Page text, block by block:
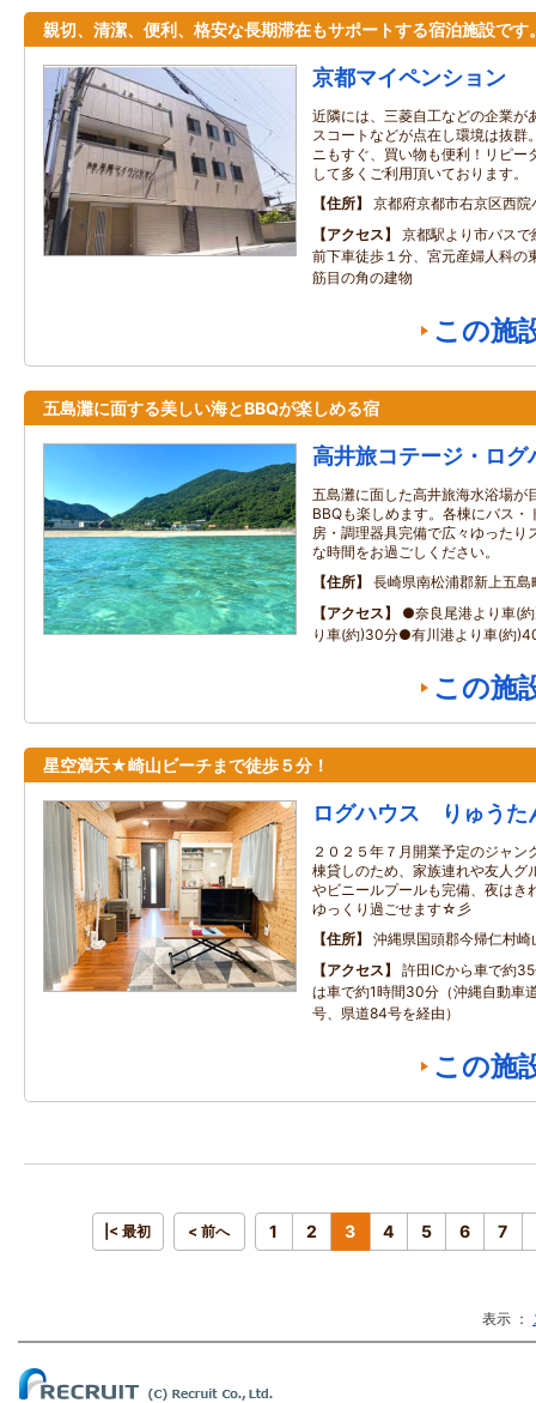
親切、清潔、便利、格安な長期滞在もサポートする宿泊施設です
京都マイペンション
近隣には、三菱自工などの企業が
スコートなどが点在し環境は抜群
ニもすぐ、買い物も便利！リピー
して多くご利用頂いております。
住所
京都府京都市右京区西院
アクセス
京都駅より市バス
前下車徒歩１分、宮元産婦人科の
筋目の角の建物
この施
五島灘に面する美しい海とBBQが楽しめる宿
高井旅コテージ・ログ
五島灘に面した高井旅海水浴場が
BBQも楽しめます。各棟にバス・
房・調理器具完備で広々ゆったり
な時間をお過ごしください。
住所
長崎県南松浦郡新上五
アクセス
●奈良尾港より車(
り車(約)30分●有川港より車(約
この施
星空満天★崎山ビーチまで徒歩５分！
ログハウス りゅうた
２０２５年７月開業予定のジャ
棟貸しのため、家族連れや友人グ
やビニールプールも完備、夜はき
ゆっくり過ごせます☆彡
住所
沖縄県国頭郡今帰仁村崎
アクセス
許田ICから車で約
は車で約1時間30分（沖縄自動車
号、県道84号を経由）
この施
|< 最初 < 前へ 1 2 3 4 5 6 7
表示 ：